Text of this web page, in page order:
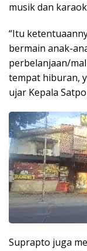
musik dan
“Itu
bermain anak-
perbelanjaan/
tempat hiburan,
ujar Kepala
Suprapto juga